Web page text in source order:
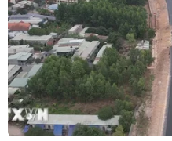
Điều gì chờ đợi đồng yen
tay giữa Mỹ-Nhật?
04/08/2026 14:11
Sửa Luật Trưng mua,